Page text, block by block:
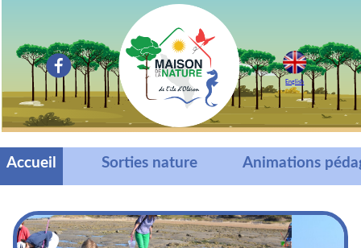
English
Accueil Sorties nature Animations